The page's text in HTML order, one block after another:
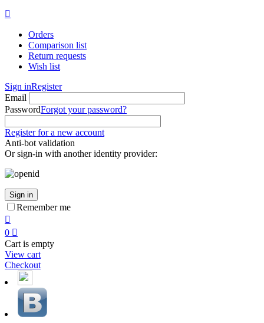

Orders
Comparison list
Return requests
Wish list
Sign inRegister
Email
PasswordForgot your password?
Register for a new account
Anti-bot validation
Or sign-in with another identity provider:
Sign in
Remember me

0 
Cart is empty
View cart
Checkout